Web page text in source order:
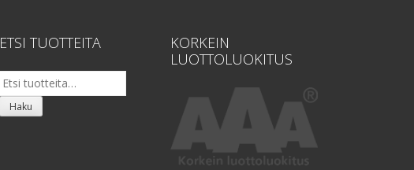
ETSI TUOTTEITA
Etsi:
Haku
KORKEIN
LUOTTOLUOKITUS